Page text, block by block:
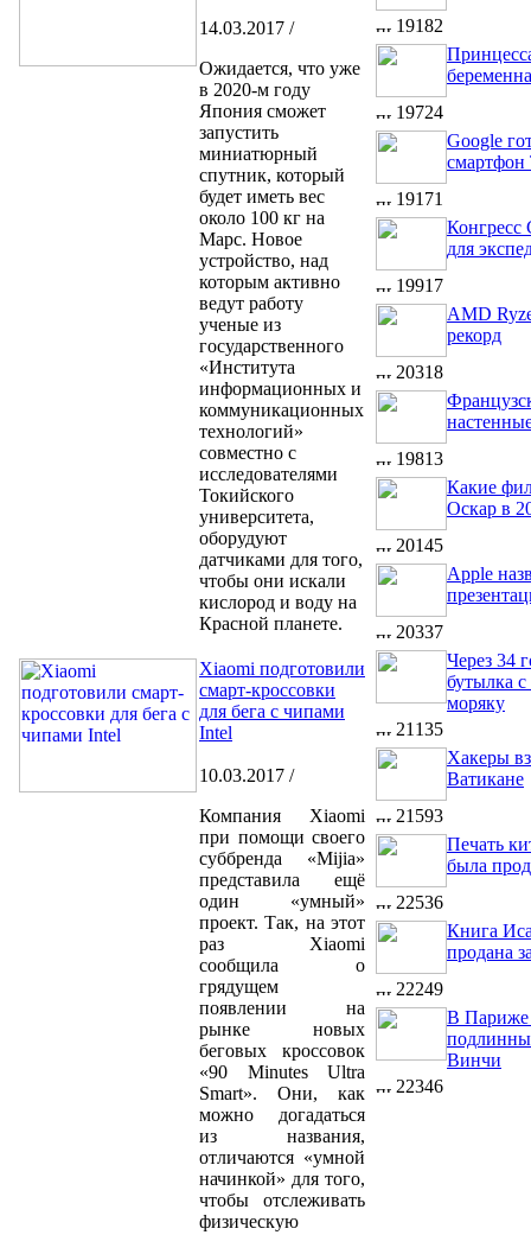
14.03.2017 /
Ожидается, что уже
в 2020-м году
Япония сможет
запустить
миниатюрный
спутник, который
будет иметь вес
около 100 кг на
Марс. Новое
устройство, над
которым активно
ведут работу
ученые из
государственного
«Института
информационных и
коммуникационных
технологий»
совместно с
исследователями
Токийского
университета,
оборудуют
датчиками для того,
чтобы они искали
кислород и воду на
Красной планете.
Xiaomi подготовили
смарт-кроссовки
для бега с чипами
Intel
10.03.2017 /
Компания Xiaomi
при помощи своего
суббренда «Mijia»
представила ещё
один «умный»
проект. Так, на этот
раз Xiaomi
сообщила о
грядущем
появлении на
рынке новых
беговых кроссовок
«90 Minutes Ultra
Smart». Они, как
можно догадаться
из названия,
отличаются «умной
начинкой» для того,
чтобы отслеживать
физическую
19182
беременна
19724
Google
смартфон
19171
для
19917
AMD
рекорд
20318
19813
Какие
Оскар в
20145
Apple
20337
Через 34
бутылка с
моряку
21135
Хакеры
Ватикане
21593
Печать
была
22536
Книга
продана
22249
В Париже
Винчи
22346